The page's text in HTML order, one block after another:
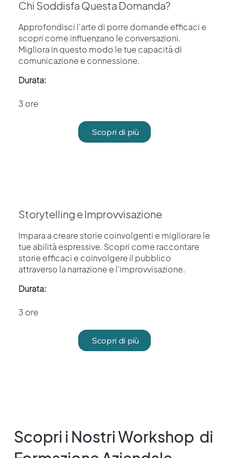
Scopri i Nostri Workshop di
Chi Soddisfa Questa Domanda?
Approfondisci l'arte di porre domande efficaci e
scopri come influenzano le conversazioni.
Migliora in questo modo le tue capacità di
comunicazione e connessione.
Durata:
3 ore
Scopri di più
Storytelling e Improvvisazione
Impara a creare storie coinvolgenti e migliorare le
tue abilità espressive. Scopri come raccontare
storie efficaci e coinvolgere il pubblico
attraverso la narrazione e l'improvvisazione.
Durata:
3 ore
Scopri di più